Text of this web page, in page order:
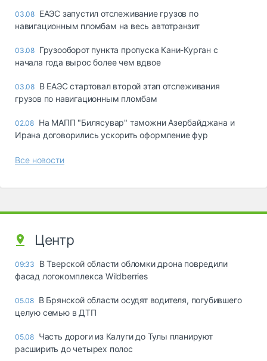
03.08 ЕАЭС запустил отслеживание грузов по
навигационным пломбам на весь автотранзит
03.08 Грузооборот пункта пропуска Кани-Курган с
начала года вырос более чем вдвое
03.08 В ЕАЭС стартовал второй этап отслеживания
грузов по навигационным пломбам
02.08 На МАПП "Билясувар" таможни Азербайджана и
Ирана договорились ускорить оформление фур
Все новости
Центр
09:33
В Тверской области обломки дрона повредили
фасад логокомплекса Wildberries
05.08 В Брянской области осудят водителя, погубившего
целую семью в ДТП
05.08 Часть дороги из Калуги до Тулы планируют
расширить до четырех полос